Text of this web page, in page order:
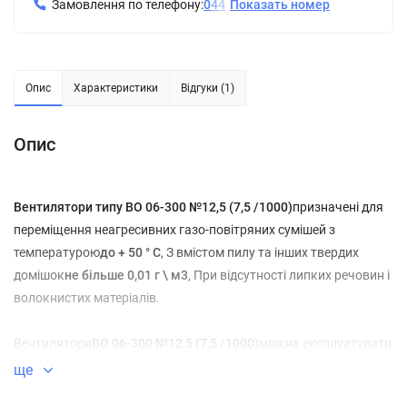
Замовлення по телефону:044 Показать номер
Опис Характеристики Відгуки (1)
Опис
Вентилятори типу ВО 06-300 №12,5 (7,5 /1000)призначені для
переміщення неагресивних газо-повітряних сумішей з
температуроюдо + 50 ° С, З вмістом пилу та інших твердих
домішокне більше 0,01 г \ м3, При відсутності липких речовин і
волокнистих матеріалів.
ВентиляториВО 06-300 №12,5 (7,5 /1000)
можна експлуатувати
в кліматичних районах з помірним і тропічним видом клімату
ще